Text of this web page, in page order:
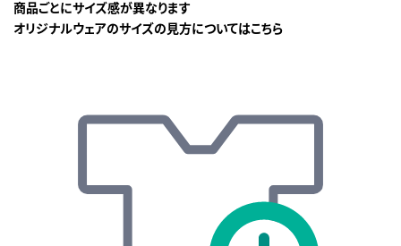
商品ごとにサイズ感が異なります
オリジナルウェアのサイズの見方についてはこちら